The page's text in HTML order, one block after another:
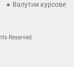
Валутни курсове
Reserved.